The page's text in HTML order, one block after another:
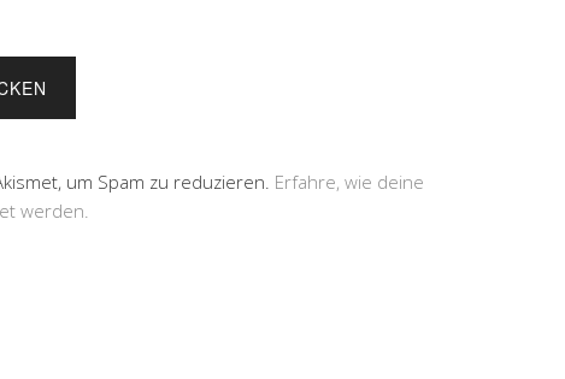
um Spam zu reduzieren. Erfahre, wie deine
werden.